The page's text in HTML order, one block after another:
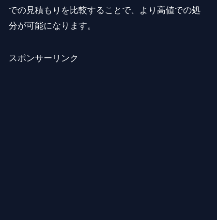
での見積もりを比較することで、より高値での処
分が可能になります。
スポンサーリンク